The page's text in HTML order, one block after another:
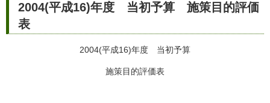
2004(平成16)年度 当初予算 施策目的評価
表
2004(平成16)年度 当初予算
施策目的評価表